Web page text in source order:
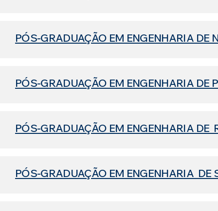
PÓS-GRADUAÇÃO EM ENGENHARIA DE
PÓS-GRADUAÇÃO EM ENGENHARIA DE
PÓS-GRADUAÇÃO EM ENGENHARIA DE
PÓS-GRADUAÇÃO EM ENGENHARIA DE